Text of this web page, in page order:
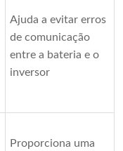
Ajuda a evitar erros
de comunicação
entre a bateria e o
inversor
Proporciona uma